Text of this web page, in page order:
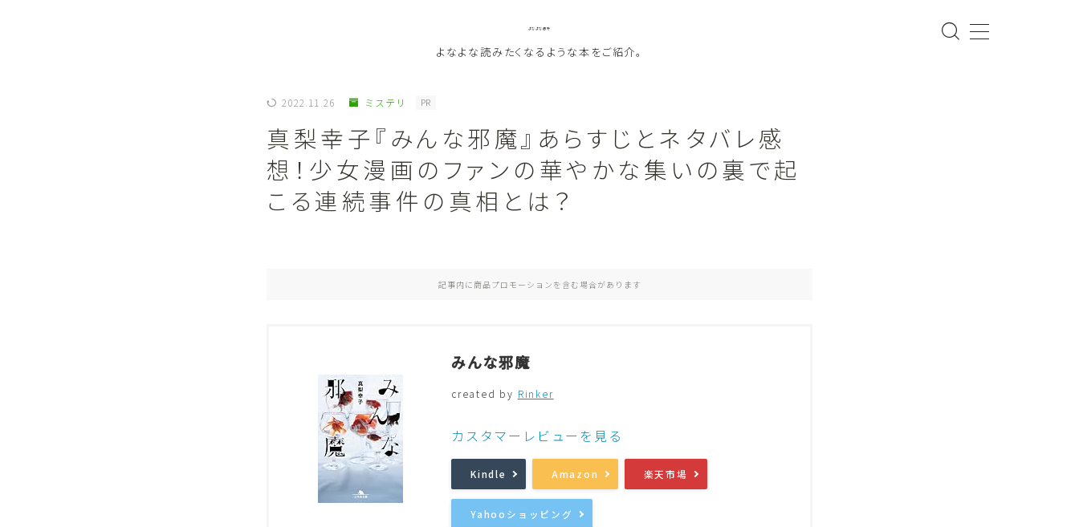
よなよな書房
よなよな読みたくなるような本をご紹介。
ジャンル Genre
ランキング Ranking
読書をより楽しむ
音楽 Music
2022.11.26 ミステリ PR
真梨幸子『みんな邪魔』あらすじとネタバレ感
想！少女漫画のファンの華やかな集いの裏で起
こる連続事件の真相とは？
記事内に商品プロモーションを含む場合があります
みんな邪魔
created by Rinker
カスタマーレビューを見る
Kindle Amazon 楽天市場
Yahooショッピング